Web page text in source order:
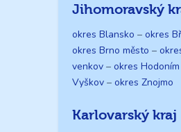
Jihomoravský
okres Blansko – okres
okres Brno město –
venkov – okres Hodoním
Vyškov – okres Znojmo
Karlovarský kraj